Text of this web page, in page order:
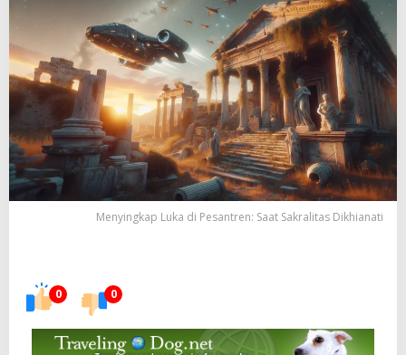
Menyingkap Luka di Pesantren: Saat Sakralitas Dikhianati
0 0